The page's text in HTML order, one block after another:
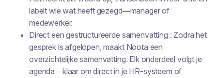
labelt wie wat heeft gezegd—manager of
medewerker.
Direct een gestructureerde samenvatting : Zodra het
gesprek is afgelopen, maakt Noota een
overzichtelijke samenvatting. Elk onderdeel volgt je
agenda—klaar om direct in je HR-systeem of